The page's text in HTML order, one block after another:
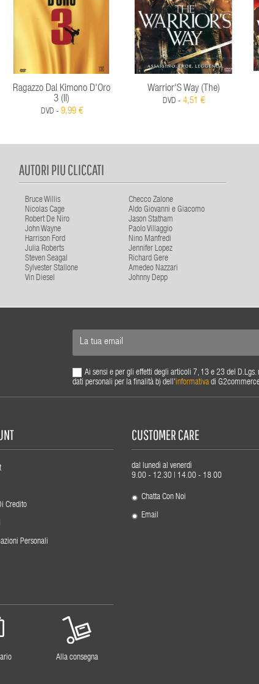
Ragazzo Dal Kimono D'Oro
3 (Il)
DVD - 9,99 €
Warrior'S Way (The)
DVD - 4,51 €
AUTORI PIU CLICCATI
Bruce Willis
Checco Zalone
Nicolas Cage
Aldo Giovanni e Giacomo
Robert De Niro
Jason Statham
John Wayne
Paolo Villaggio
Harrison Ford
Nino Manfredi
Julia Roberts
Jennifer Lopez
Steven Seagal
Richard Gere
Sylvester Stallone
Amedeo Nazzari
Vin Diesel
Johnny Depp
Ai sensi e per gli effetti degli articoli 7, 13 e 23 del
dati personali per la finalità b) dell'informativadi
Credito
Personali
CUSTOMER CARE
dal lunedì al venerdì
9.00 - 12.30 | 14.00 - 18.00
Chatta Con Noi
Email
Alla consegna